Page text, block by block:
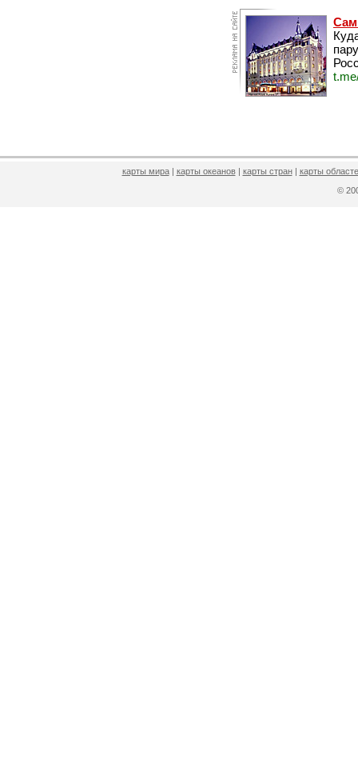
карты мира| карты океанов| карты стран| карты
©